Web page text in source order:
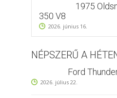
1975
350 V8
2026. június 16.
NÉPSZERŰ A
Ford
2026. július 22.